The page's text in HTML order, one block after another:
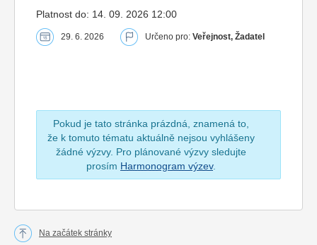
Platnost do: 14. 09. 2026 12:00
29. 6. 2026 Určeno pro: Veřejnost, Žadatel
Pokud je tato stránka prázdná, znamená to,
že k tomuto tématu aktuálně nejsou vyhlášeny
žádné výzvy. Pro plánované výzvy sledujte
prosím Harmonogram výzev.
Na začátek stránky